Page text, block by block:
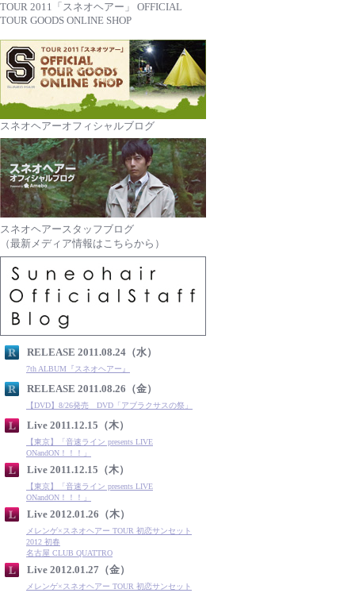
TOUR 2011「スネオヘアー」 OFFICIAL
TOUR GOODS ONLINE SHOP
スネオヘアーオフィシャルブログ
スネオヘアースタッフブログ
（最新メディア情報はこちらから）
RELEASE 2011.08.24（水）
7th ALBUM『スネオヘアー』
RELEASE 2011.08.26（金）
【DVD】8/26発売 DVD「アブラクサスの祭」
Live 2011.12.15（木）
【東京】「音速ライン presents LIVE
ONandON！！！」
Live 2011.12.15（木）
【東京】「音速ライン presents LIVE
ONandON！！！」
Live 2012.01.26（木）
メレンゲ×スネオヘアー TOUR 初恋サンセット
2012 初春
名古屋 CLUB QUATTRO
Live 2012.01.27（金）
メレンゲ×スネオヘアー TOUR 初恋サンセット